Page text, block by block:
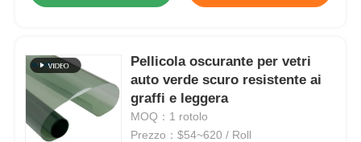
Prodotti
Chi siamo
Pellicola oscurante per vetri
auto verde scuro resistente ai
graffi e leggera
MOQ：1 rotolo
Prezzo：$54~620 / Roll